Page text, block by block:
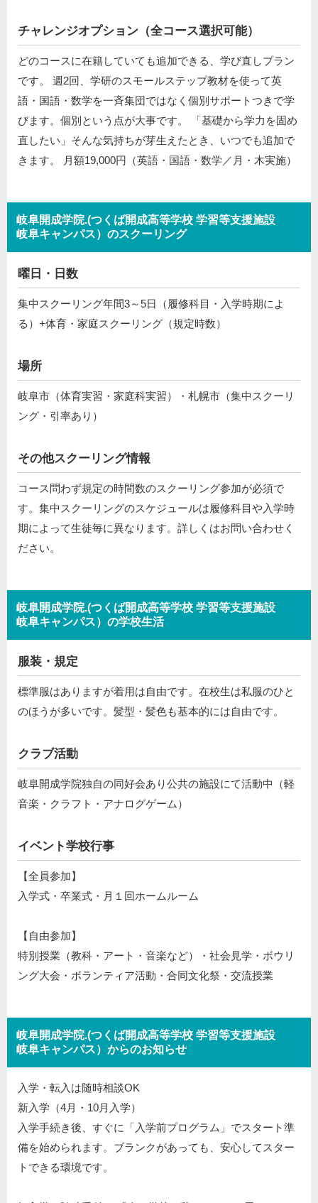
チャレンジオプション（全コース選択可能）
どのコースに在籍していても追加できる、学び直しプラン
です。 週2回、学研のスモールステップ教材を使って英
語・国語・数学を一斉集団ではなく個別サポートつきで学
びます。個別という点が大事です。 「基礎から学力を固め
直したい」そんな気持ちが芽生えたとき、いつでも追加で
きます。 月額19,000円（英語・国語・数学／月・木実施）
岐阜開成学院.(つくば開成高等学校 学習等支援施設
岐阜キャンパス）のスクーリング
曜日・日数
集中スクーリング年間3～5日（履修科目・入学時期によ
る）+体育・家庭スクーリング（規定時数）
場所
岐阜市（体育実習・家庭科実習）・札幌市（集中スクーリ
ング・引率あり）
その他スクーリング情報
コース問わず規定の時間数のスクーリング参加が必須で
す。集中スクーリングのスケジュールは履修科目や入学時
期によって生徒毎に異なります。詳しくはお問い合わせく
ださい。
岐阜開成学院.(つくば開成高等学校 学習等支援施設
岐阜キャンパス）の学校生活
服装・規定
標準服はありますが着用は自由です。在校生は私服のひと
のほうが多いです。髪型・髪色も基本的には自由です。
クラブ活動
岐阜開成学院独自の同好会あり公共の施設にて活動中（軽
音楽・クラフト・アナログゲーム）
イベント学校行事
【全員参加】
入学式・卒業式・月１回ホームルーム
【自由参加】
特別授業（教科・アート・音楽など）・社会見学・ボウリ
ング大会・ボランティア活動・合同文化祭・交流授業
岐阜開成学院.(つくば開成高等学校 学習等支援施設
岐阜キャンパス）からのお知らせ
入学・転入は随時相談OK
新入学（4月・10月入学）
入学手続き後、すぐに「入学前プログラム」でスタート準
備を始められます。ブランクがあっても、安心してスター
トできる環境です。